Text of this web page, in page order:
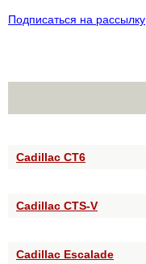
Подписаться на рассылку
Cadillac CT6
Cadillac CTS-V
Cadillac Escalade